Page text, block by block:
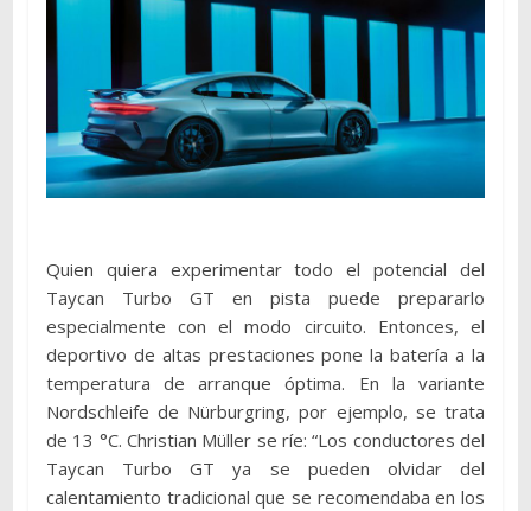
Quien quiera experimentar todo el potencial del
Taycan Turbo GT en pista puede prepararlo
especialmente con el modo circuito. Entonces, el
deportivo de altas prestaciones pone la batería a la
temperatura de arranque óptima. En la variante
Nordschleife de Nürburgring, por ejemplo, se trata
de 13 °C. Christian Müller se ríe: “Los conductores del
Taycan Turbo GT ya se pueden olvidar del
calentamiento tradicional que se recomendaba en los